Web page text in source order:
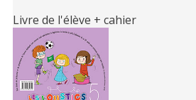
Livre de l'élève + cahier